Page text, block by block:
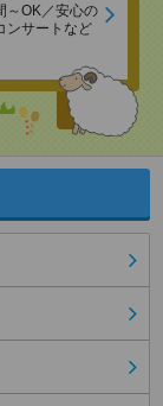
～OK／安心の
ンサートなど